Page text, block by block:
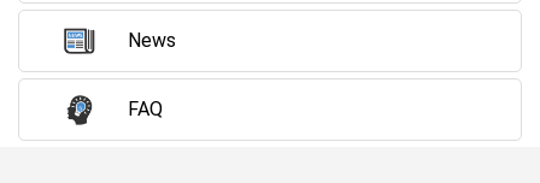
News
FAQ